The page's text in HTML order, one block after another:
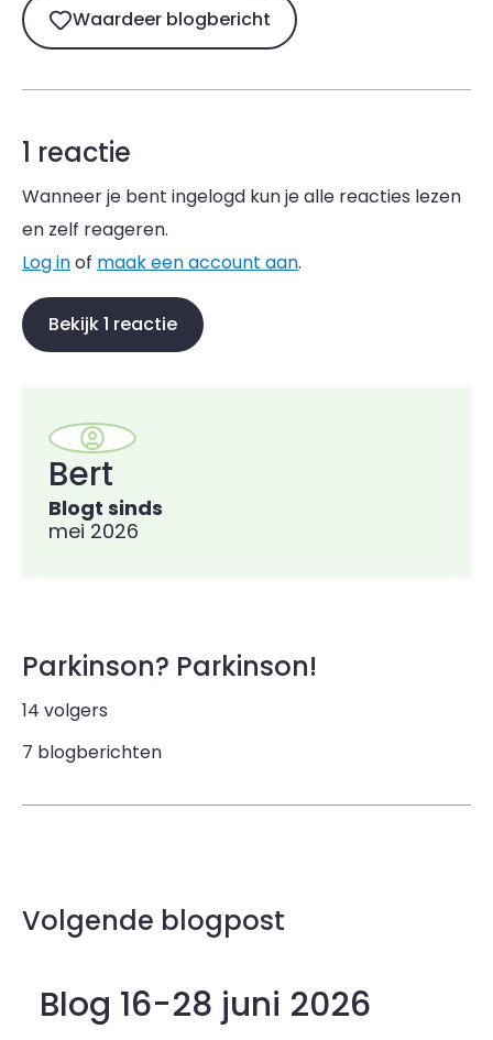
Waardeer blogbericht
1 reactie
Wanneer je bent ingelogd kun je alle reacties lezen
en zelf reageren.
Log inof maak een account aan.
Bekijk 1 reactie
Bert
Blogt sinds
mei 2026
Parkinson? Parkinson!
14 volgers
7 blogberichten
Volgende blogpost
Blog 16-28 juni 2026